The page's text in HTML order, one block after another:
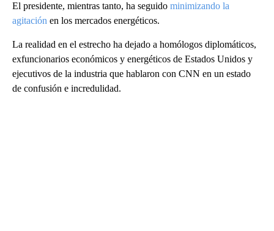
El presidente, mientras tanto, ha seguido minimizando la
agitación en los mercados energéticos.
La realidad en el estrecho ha dejado a homólogos diplomáticos,
exfuncionarios económicos y energéticos de Estados Unidos y
ejecutivos de la industria que hablaron con CNN en un estado
de confusión e incredulidad.